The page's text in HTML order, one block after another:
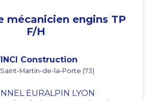
mécanicien engins TP
F/H
Construction
Martin-de-la-Porte (73)
EURALPIN LYON